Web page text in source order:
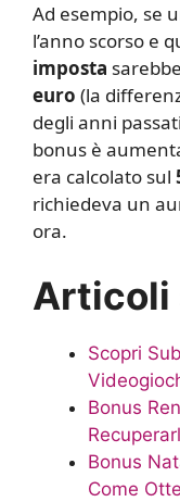
Ad esempio, se
l’anno scorso e
imposta
euro (la
degli anni
bonus è
era calcolato sul
richiedeva un
ora.
Articoli
Scopri
Bonus
Bonus
Come